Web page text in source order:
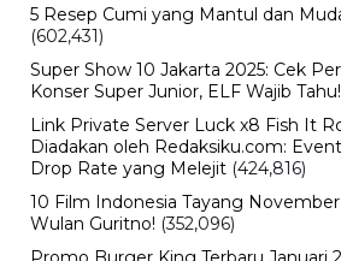
Jumat, 7 Agu 2026 - 15:49 WIB
Viral
BPK Ungkap Cerita di Balik Tagihan
Listrik Rumah Dinas Parepare
Jumat, 7 Agu 2026 - 15:27 WIB
Viral
BPK Ungkap Temuan Perjadin